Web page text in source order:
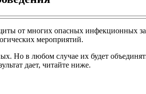
от многих опасных инфекционных
мероприятий.
Но в любом случае их будет
дает, читайте ниже.